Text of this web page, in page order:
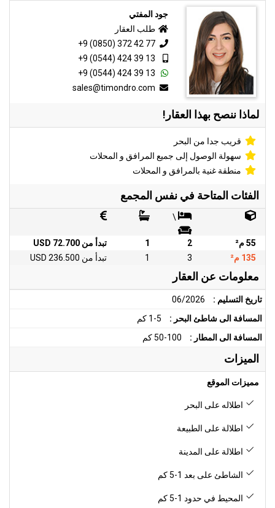
جود المفتي
طلب العقار
+9 (0850) 372 42 77
+9 (0544) 424 39 13
+9 (0544) 424 39 13
لماذا ننصح بهذا العقار!
قريب جدا من البحر
سهولة الوصول إلى جميع المرافق و المحلات
منطقة غنية بالمرافق و المحلات
الفئات المتاحة في نفس المجمع
\
55 م² 2
1
تبدأ من 72.700 USD
135 م²
3
1 تبدأ من 236.500 USD
معلومات عن العقار
تاريخ التسليم :
06/2026
المسافة الى شاطئ البحر :
1-5 كم
المسافة الى المطار :
50-100 كم
الميزات
مميزات الموقع
اطلاله على البحر
اطلالة على الطبيعة
اطلالة على المدينة
الشاطئ على بعد 1-5 كم
المحيط في حدود 1-5 كم